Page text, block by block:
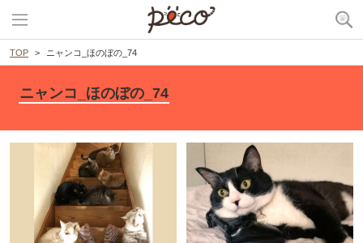
TOP ニャンコ_ほのぼの_74
ニャンコ_ほのぼの_74